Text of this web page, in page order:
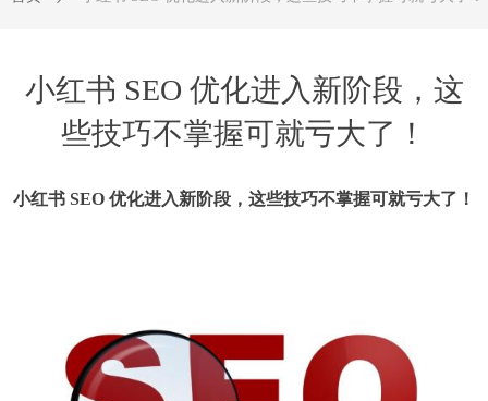
小红书 SEO 优化进入新阶段，这
些技巧不掌握可就亏大了！
小红书 SEO 优化进入新阶段，这些技巧不掌握可就亏大了！